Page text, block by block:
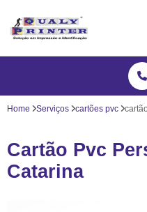
Home Serviços cartões pvc
Cartão Pvc
Catarina